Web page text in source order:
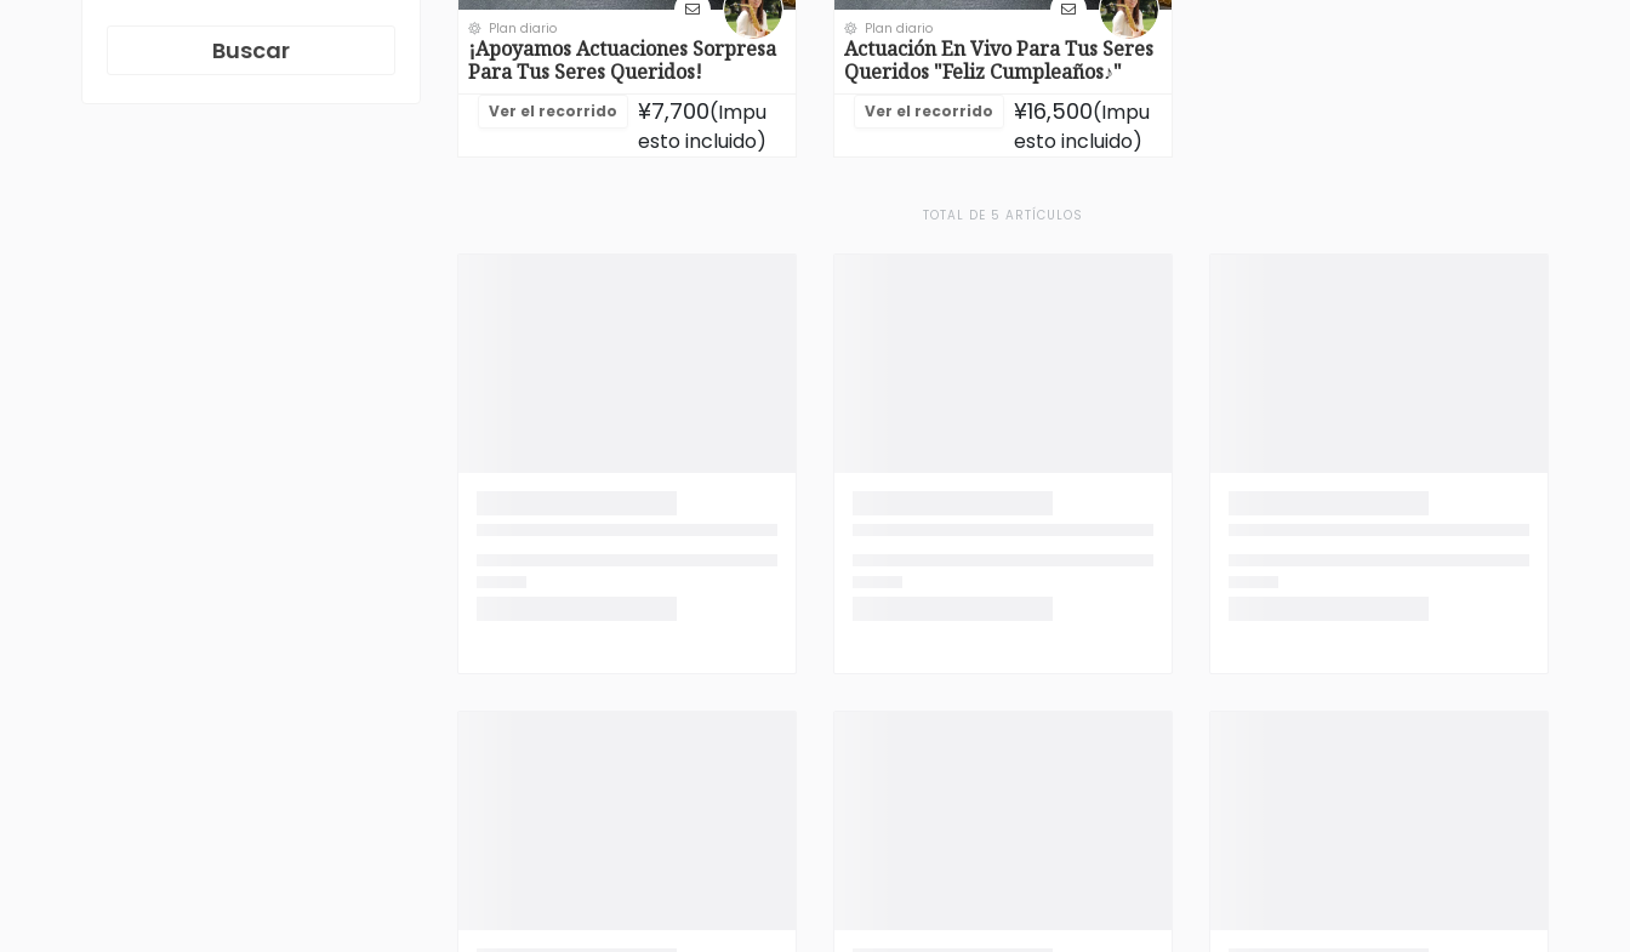
Buscar
Plan diario
¡Apoyamos Actuaciones Sorpresa
Para Tus Seres Queridos!
Ver el recorrido ¥7,700(Impu
esto incluido)
Plan diario
Actuación En Vivo Para Tus Seres
Queridos "Feliz Cumpleaños♪"
Ver el recorrido ¥16,500(Impu
esto incluido)
TOTAL DE 5 ARTÍCULOS